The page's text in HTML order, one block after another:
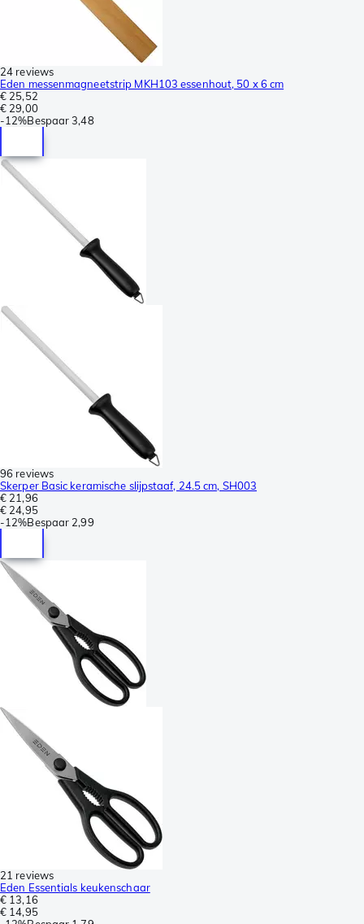
24 reviews
Eden messenmagneetstrip MKH103 essenhout, 50 x 6 cm
€ 25,52
€ 29,00
-12%Bespaar 3,48
96 reviews
Skerper Basic keramische slijpstaaf, 24.5 cm, SH003
€ 21,96
€ 24,95
-12%Bespaar 2,99
21 reviews
Eden Essentials keukenschaar
€ 13,16
€ 14,95